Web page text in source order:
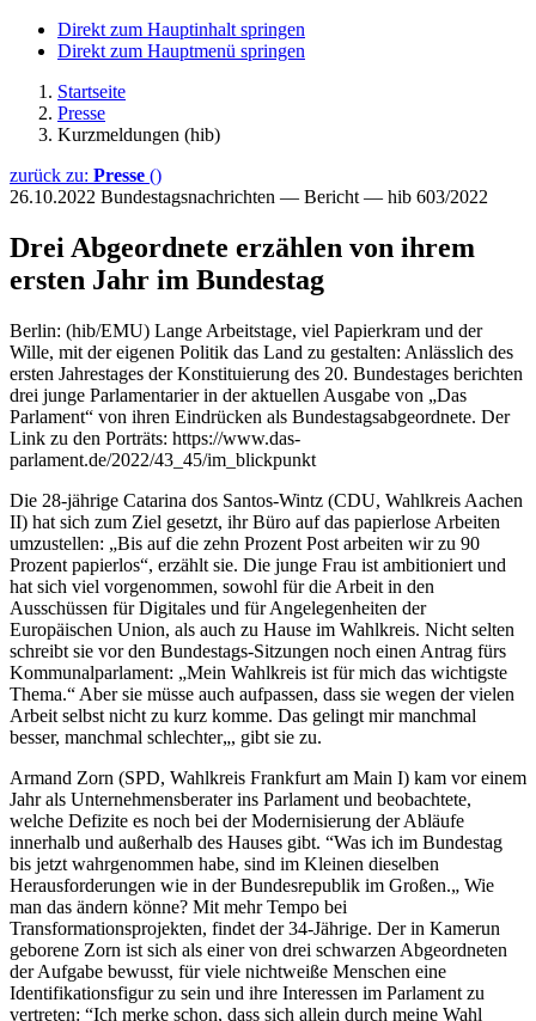
Direkt zum Hauptinhalt springen
Direkt zum Hauptmenü springen
Startseite
Presse
Kurzmeldungen (hib)
zurück zu: Presse ()
26.10.2022 Bundestagsnachrichten — Bericht — hib 603/2022
Drei Abgeordnete erzählen von ihrem
ersten Jahr im Bundestag
Berlin: (hib/EMU) Lange Arbeitstage, viel Papierkram und der
Wille, mit der eigenen Politik das Land zu gestalten: Anlässlich des
ersten Jahrestages der Konstituierung des 20. Bundestages berichten
drei junge Parlamentarier in der aktuellen Ausgabe von „Das
Parlament“ von ihren Eindrücken als Bundestagsabgeordnete. Der
Link zu den Porträts: https://www.das-
parlament.de/2022/43_45/im_blickpunkt
Die 28-jährige Catarina dos Santos-Wintz (CDU, Wahlkreis Aachen
II) hat sich zum Ziel gesetzt, ihr Büro auf das papierlose Arbeiten
umzustellen: „Bis auf die zehn Prozent Post arbeiten wir zu 90
Prozent papierlos“, erzählt sie. Die junge Frau ist ambitioniert und
hat sich viel vorgenommen, sowohl für die Arbeit in den
Ausschüssen für Digitales und für Angelegenheiten der
Europäischen Union, als auch zu Hause im Wahlkreis. Nicht selten
schreibt sie vor den Bundestags-Sitzungen noch einen Antrag fürs
Kommunalparlament: „Mein Wahlkreis ist für mich das wichtigste
Thema.“ Aber sie müsse auch aufpassen, dass sie wegen der vielen
Arbeit selbst nicht zu kurz komme. Das gelingt mir manchmal
besser, manchmal schlechter„, gibt sie zu.
Armand Zorn (SPD, Wahlkreis Frankfurt am Main I) kam vor einem
Jahr als Unternehmensberater ins Parlament und beobachtete,
welche Defizite es noch bei der Modernisierung der Abläufe
innerhalb und außerhalb des Hauses gibt. “Was ich im Bundestag
bis jetzt wahrgenommen habe, sind im Kleinen dieselben
Herausforderungen wie in der Bundesrepublik im Großen.„ Wie
man das ändern könne? Mit mehr Tempo bei
Transformationsprojekten, findet der 34-Jährige. Der in Kamerun
geborene Zorn ist sich als einer von drei schwarzen Abgeordneten
der Aufgabe bewusst, für viele nichtweiße Menschen eine
Identifikationsfigur zu sein und ihre Interessen im Parlament zu
vertreten: “Ich merke schon, dass sich allein durch meine Wahl